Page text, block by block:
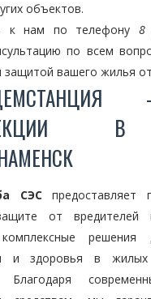
объектов.
к нам по телефону 8
по всем
вашего жилья
В
СЭСпредоставляет
от
решения
и здоровья в
Благодаря